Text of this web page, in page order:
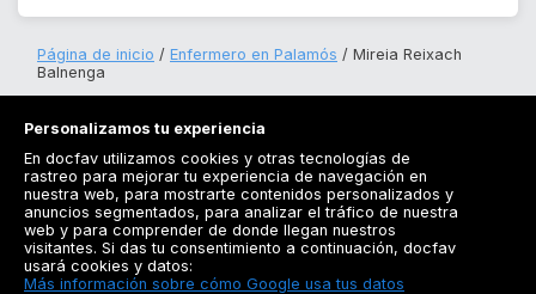
Página de inicio Enfermero en Palamós
Mireia Reixach
Balnenga
Registrarse
Docfav
Personalizamos tu experiencia
En docfav utilizamos cookies y otras tecnologías de
rastreo para mejorar tu experiencia de navegación en
nuestra web, para mostrarte contenidos personalizados y
anuncios segmentados, para analizar el tráfico de nuestra
web y para comprender de donde llegan nuestros
visitantes. Si das tu consentimiento a continuación, docfav
usará cookies y datos:
Más información sobre cómo Google usa tus datos